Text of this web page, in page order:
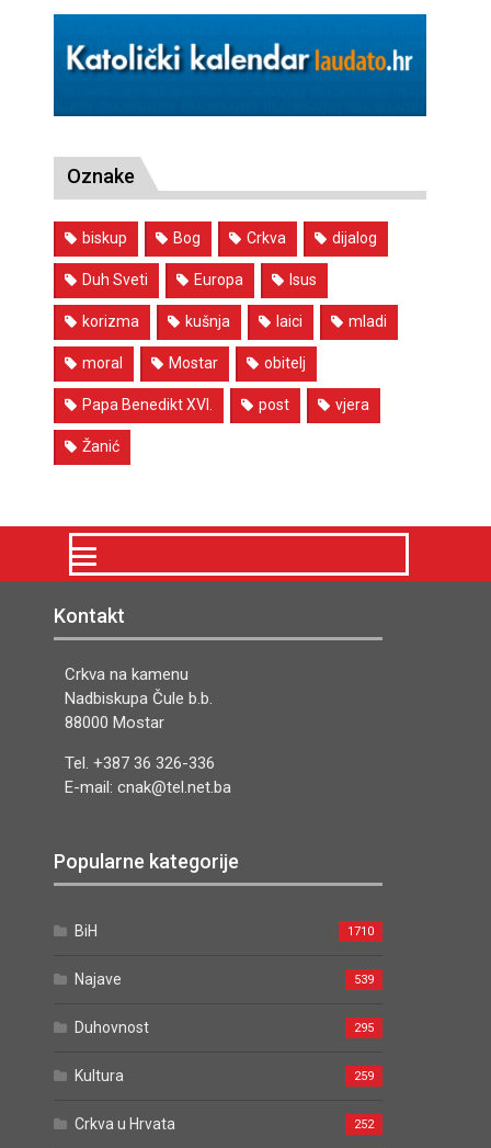
Oznake
biskup Bog Crkva dijalog
Duh Sveti Europa Isus
korizma kušnja laici mladi
moral Mostar obitelj
Papa Benedikt XVI. post vjera
Žanić
Kontakt
Crkva na kamenu
Nadbiskupa Čule b.b.
88000 Mostar
Tel. +387 36 326-336
E-mail: cnak@tel.net.ba
Popularne kategorije
BiH 1710
Najave 539
Duhovnost 295
Kultura 259
Crkva u Hrvata 252